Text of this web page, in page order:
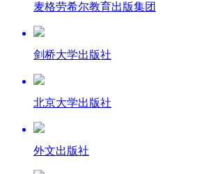
麦格劳希尔教育出版集团
剑桥大学出版社
北京大学出版社
外文出版社